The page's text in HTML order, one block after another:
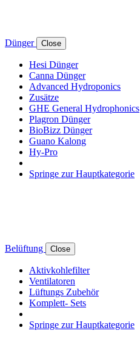
Dünger Close
Hesi Dünger
Canna Dünger
Advanced Hydroponics
Zusätze
GHE General Hydrophonics
Plagron Dünger
BioBizz Dünger
Guano Kalong
Hy-Pro
Springe zur Hauptkategorie
Belüftung Close
Aktivkohlefilter
Ventilatoren
Lüftungs Zubehör
Komplett- Sets
Springe zur Hauptkategorie